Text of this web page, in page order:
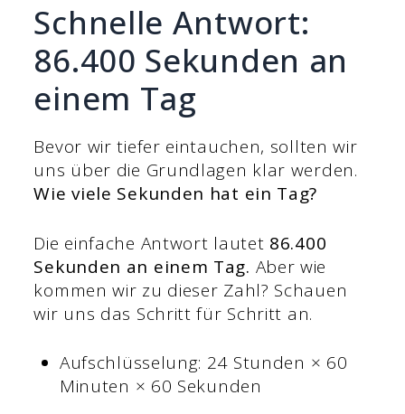
Schnelle Antwort:
86.400 Sekunden an
einem Tag
Bevor wir tiefer eintauchen, sollten wir
uns über die Grundlagen klar werden.
Wie viele Sekunden hat ein Tag?
Die einfache Antwort lautet 86.400
Sekunden an einem Tag. Aber wie
kommen wir zu dieser Zahl? Schauen
wir uns das Schritt für Schritt an.
Aufschlüsselung: 24 Stunden × 60
Minuten × 60 Sekunden